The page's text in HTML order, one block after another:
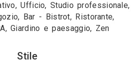
Ufficio, Studio professionale,
Bar - Bistrot, Ristorante,
Giardino e paesaggio, Zen
Stile